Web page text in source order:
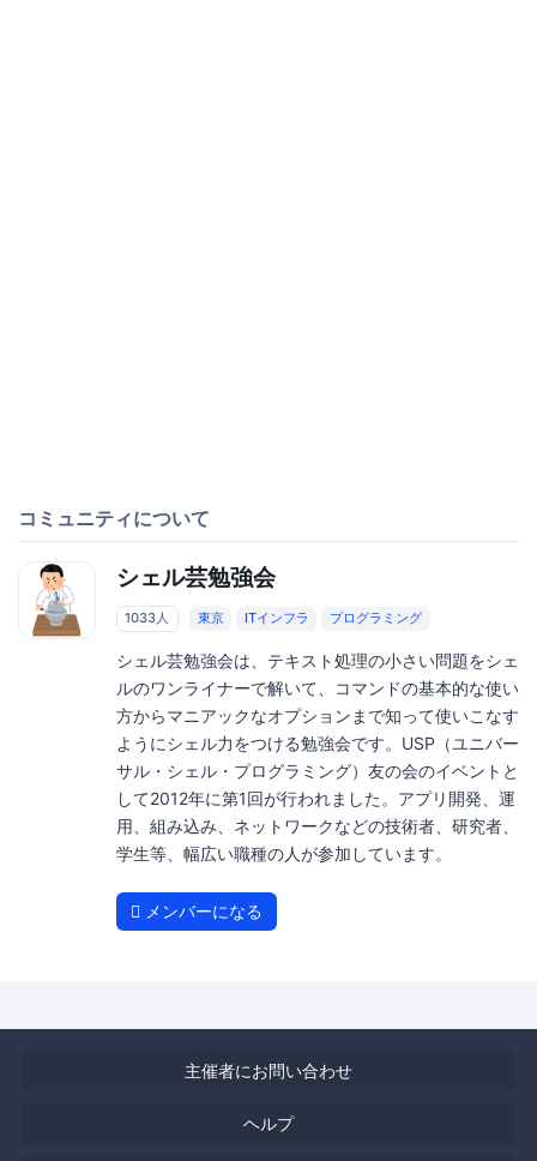
コミュニティについて
シェル芸勉強会
1033人 東京 ITインフラ プログラミング
シェル芸勉強会は、テキスト処理の小さい問題をシェ
ルのワンライナーで解いて、コマンドの基本的な使い
方からマニアックなオプションまで知って使いこなす
ようにシェル力をつける勉強会です。USP（ユニバー
サル・シェル・プログラミング）友の会のイベントと
して2012年に第1回が行われました。アプリ開発、運
用、組み込み、ネットワークなどの技術者、研究者、
学生等、幅広い職種の人が参加しています。
メンバーになる
主催者にお問い合わせ
ヘルプ